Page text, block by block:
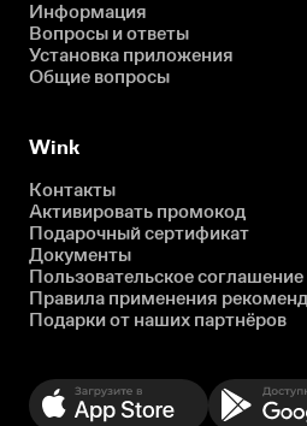
Информация
Вопросы и ответы
Установка приложения
Общие вопросы
Wink
Контакты
Активировать промокод
Подарочный сертификат
Документы
Пользовательское соглашение
Правила применения
Подарки от наших партнёров